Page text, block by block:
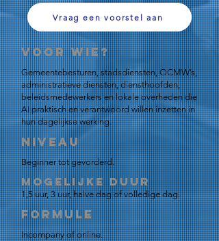
Vraag een voorstel aan
Voor wie?
Gemeentebesturen, stadsdiensten, OCMW’s,
administratieve diensten, diensthoofden,
beleidsmedewerkers en lokale overheden die
AI praktisch en verantwoord willen inzetten in
hun dagelijkse werking.
Niveau
Beginner tot gevorderd.
Mogelijke duur
1,5 uur, 3 uur, halve dag of volledige dag.
Formule
Incompany of online.